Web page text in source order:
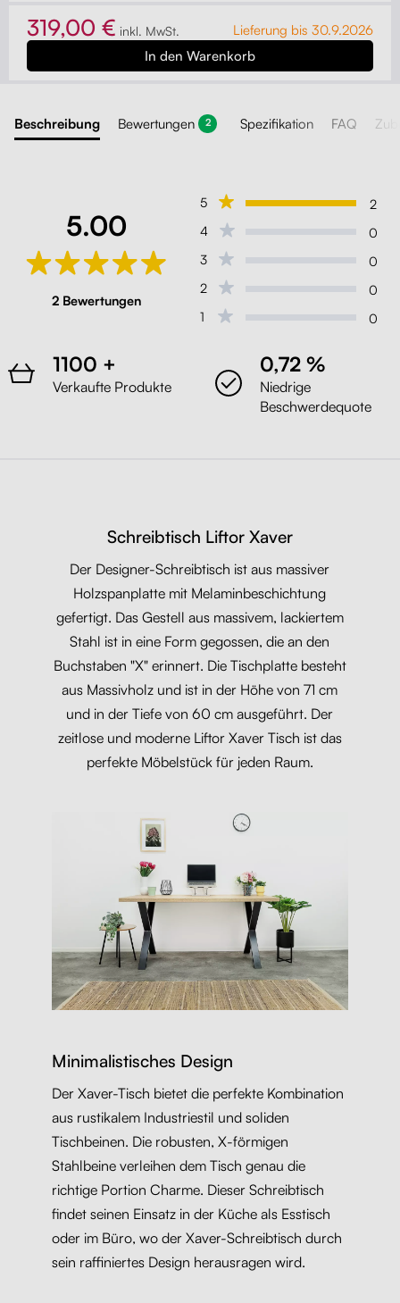
319,00 € inkl. MwSt. Lieferung bis 30.9.2026
Beschreibung Bewertungen 2 Spezifikation FAQ
5.00
2 Bewertungen
5
2
4
0
3
0
2
0
1
0
1100 +
Verkaufte Produkte
0,72 %
Niedrige
Beschwerdequote
Schreibtisch Liftor Xaver
Der Designer-Schreibtisch ist aus massiver
Holzspanplatte mit Melaminbeschichtung
gefertigt. Das Gestell aus massivem, lackiertem
Stahl ist in eine Form gegossen, die an den
Buchstaben "X" erinnert. Die Tischplatte besteht
aus Massivholz und ist in der Höhe von 71 cm
und in der Tiefe von 60 cm ausgeführt. Der
zeitlose und moderne Liftor Xaver Tisch ist das
perfekte Möbelstück für jeden Raum.
Minimalistisches Design
Der Xaver-Tisch bietet die perfekte Kombination
aus rustikalem Industriestil und soliden
Tischbeinen. Die robusten, X-förmigen
Stahlbeine verleihen dem Tisch genau die
richtige Portion Charme. Dieser Schreibtisch
findet seinen Einsatz in der Küche als Esstisch
oder im Büro, wo der Xaver-Schreibtisch durch
sein raffiniertes Design herausragen wird.